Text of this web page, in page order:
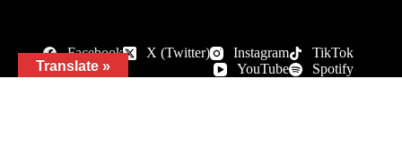
Facebook X (Twitter) Instagram
TikTok
YouTube
Spotify
Translate »